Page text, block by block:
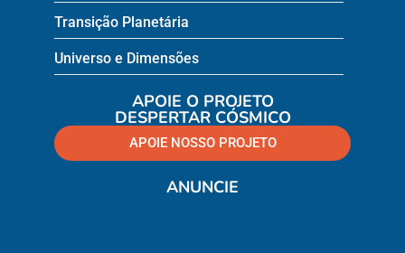
Transição Planetária
Universo e Dimensões
APOIE O PROJETO
DESPERTAR CÓSMICO
APOIE NOSSO PROJETO
ANUNCIE